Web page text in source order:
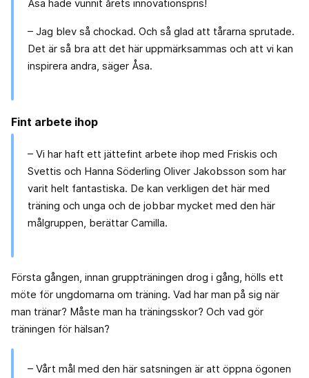
Åsa hade vunnit årets innovationspris!
– Jag blev så chockad. Och så glad att tårarna sprutade.
Det är så bra att det här uppmärksammas och att vi kan
inspirera andra, säger Åsa.
Fint arbete ihop
– Vi har haft ett jättefint arbete ihop med Friskis och
Svettis och Hanna Söderling Oliver Jakobsson som har
varit helt fantastiska. De kan verkligen det här med
träning och unga och de jobbar mycket med den här
målgruppen, berättar Camilla.
Första gången, innan gruppträningen drog i gång, hölls ett
möte för ungdomarna om träning. Vad har man på sig när
man tränar? Måste man ha träningsskor? Och vad gör
träningen för hälsan?
– Vårt mål med den här satsningen är att öppna ögonen